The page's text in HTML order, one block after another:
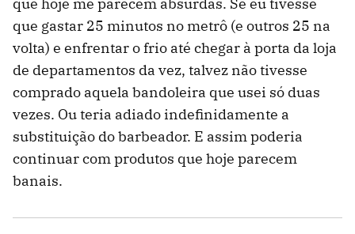
que gastar 25 minutos no metrô (e outros 25 na
volta) e enfrentar o frio até chegar à porta da loja
de departamentos da vez, talvez não tivesse
comprado aquela bandoleira que usei só duas
vezes. Ou teria adiado indefinidamente a
substituição do barbeador. E assim poderia
continuar com produtos que hoje parecem
banais.